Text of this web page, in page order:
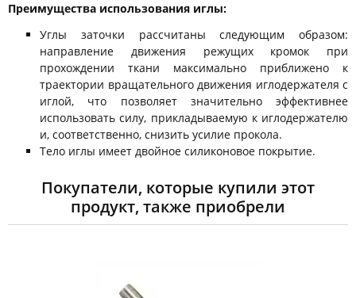
Преимущества использования иглы:
Углы заточки рассчитаны следующим образом:
направление движения режущих кромок при
прохождении ткани максимально приближено к
траектории вращательного движения иглодержателя с
иглой, что позволяет значительно эффективнее
использовать силу, прикладываемую к иглодержателю
и, соответственно, снизить усилие прокола.
Тело иглы имеет двойное силиконовое покрытие.
Покупатели, которые купили этот
продукт, также приобрели